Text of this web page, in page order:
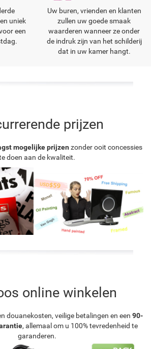
uniek
een
Uw buren, vrienden en klanten
zullen uw goede smaak
waarderen wanneer ze onder
de indruk zijn van het schilderij
dat in uw kamer hangt.
prijzen
mogelijke prijzen zonder ooit concessies
doen aan de kwaliteit.
online winkelen
douanekosten, veilige betalingen en een 90-
, allemaal om u 100% tevredenheid te
garanderen.